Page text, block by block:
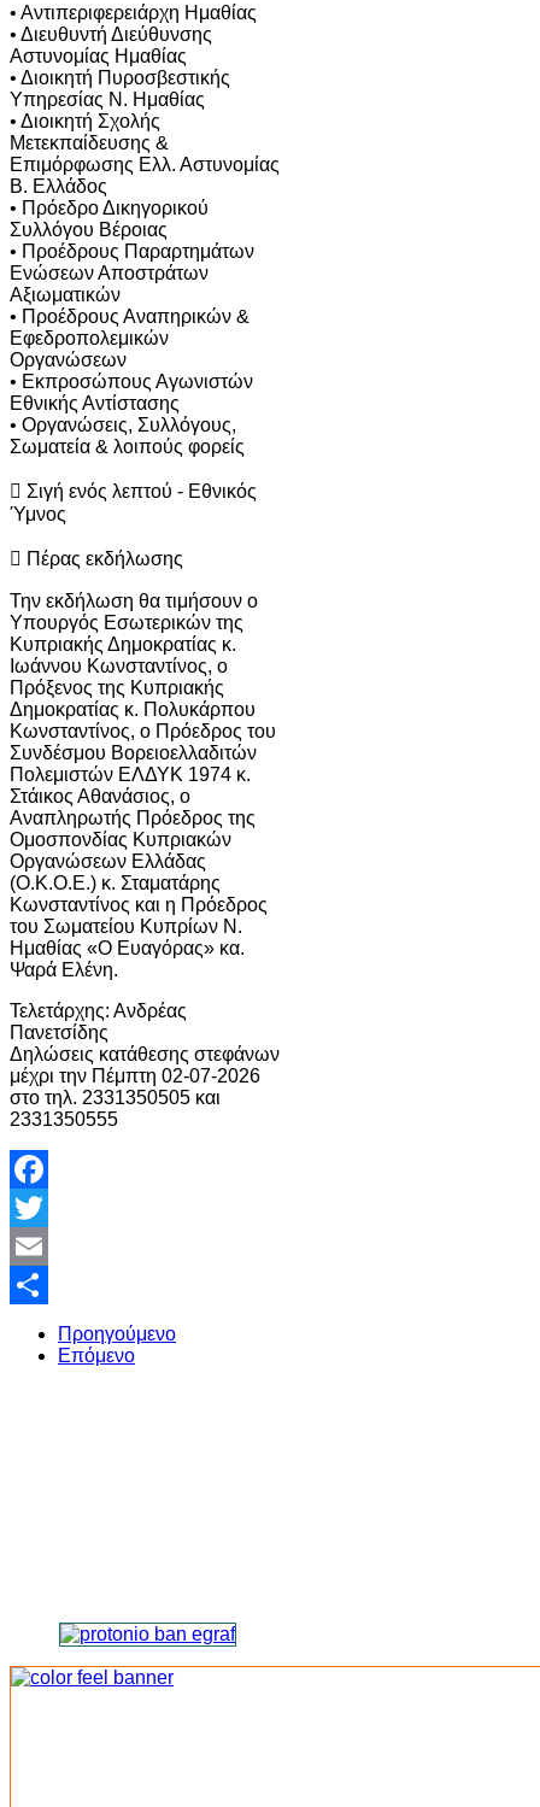
• Αντιπεριφερειάρχη Ημαθίας
• Διευθυντή Διεύθυνσης
Αστυνομίας Ημαθίας
• Διοικητή Πυροσβεστικής
Υπηρεσίας Ν. Ημαθίας
• Διοικητή Σχολής
Μετεκπαίδευσης &
Επιμόρφωσης Ελλ. Αστυνομίας
Β. Ελλάδος
• Πρόεδρο Δικηγορικού
Συλλόγου Βέροιας
• Προέδρους Παραρτημάτων
Ενώσεων Αποστράτων
Αξιωματικών
• Προέδρους Αναπηρικών &
Εφεδροπολεμικών
Οργανώσεων
• Εκπροσώπους Αγωνιστών
Εθνικής Αντίστασης
• Οργανώσεις, Συλλόγους,
Σωματεία & λοιπούς φορείς
 Σιγή ενός λεπτού - Εθνικός
Ύμνος
 Πέρας εκδήλωσης
Την εκδήλωση θα τιμήσουν ο
Υπουργός Εσωτερικών της
Κυπριακής Δημοκρατίας κ.
Ιωάννου Κωνσταντίνος, ο
Πρόξενος της Κυπριακής
Δημοκρατίας κ. Πολυκάρπου
Κωνσταντίνος, ο Πρόεδρος του
Συνδέσμου Βορειοελλαδιτών
Πολεμιστών ΕΛΔΥΚ 1974 κ.
Στάικος Αθανάσιος, ο
Αναπληρωτής Πρόεδρος της
Ομοσπονδίας Κυπριακών
Οργανώσεων Ελλάδας
(Ο.Κ.Ο.Ε.) κ. Σταματάρης
Κωνσταντίνος και η Πρόεδρος
του Σωματείου Κυπρίων Ν.
Ημαθίας «Ο Ευαγόρας» κα.
Ψαρά Ελένη.
Τελετάρχης: Ανδρέας
Πανετσίδης
Δηλώσεις κατάθεσης στεφάνων
μέχρι την Πέμπτη 02-07-2026
στο τηλ. 2331350505 και
2331350555
Facebook
Twitter
Email
Share
Προηγούμενο
Επόμενο